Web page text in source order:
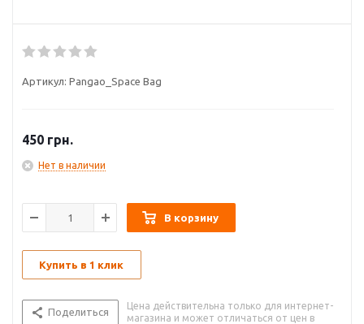
Артикул: Pangao_Space Bag
450 грн.
Нет в наличии
В корзину
Купить в 1 клик
Поделиться
Цена действительна только для интернет-
магазина и может отличаться от цен в